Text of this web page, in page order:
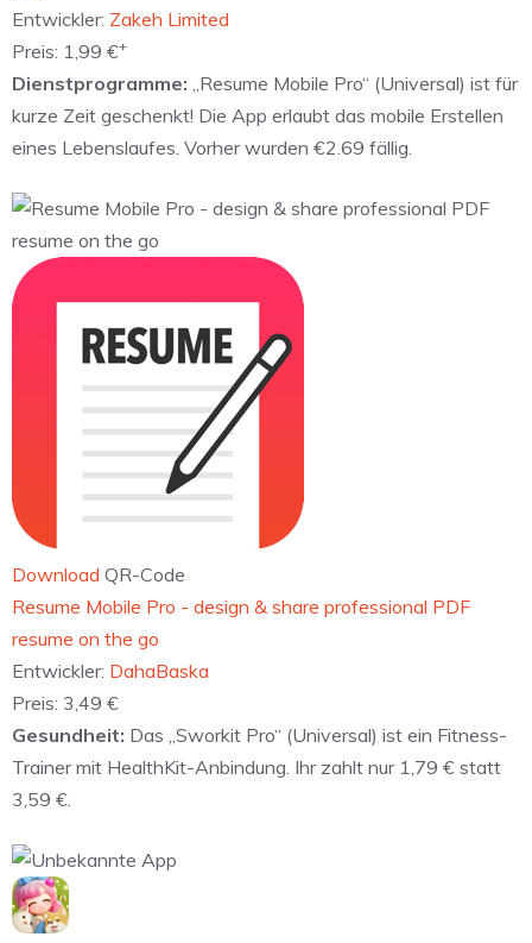
Entwickler: Zakeh Limited
Preis: 1,99 €+
Dienstprogramme: „Resume Mobile Pro“ (Universal) ist für
kurze Zeit geschenkt! Die App erlaubt das mobile Erstellen
eines Lebenslaufes. Vorher wurden €2.69 fällig.
Download QR-Code
‎Resume Mobile Pro - design & share professional PDF
resume on the go
Entwickler: DahaBaska
Preis: 3,49 €
Gesundheit: Das „Sworkit Pro“ (Universal) ist ein Fitness-
Trainer mit HealthKit-Anbindung. Ihr zahlt nur 1,79 € statt
3,59 €.